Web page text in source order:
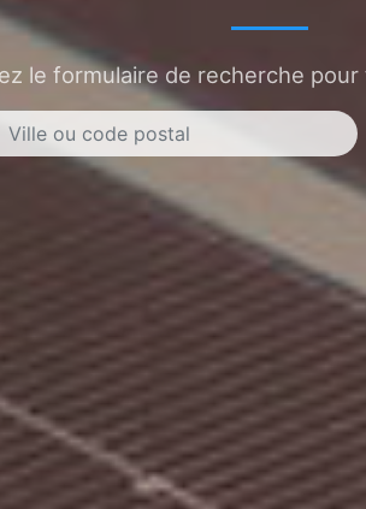
le formulaire de recherche